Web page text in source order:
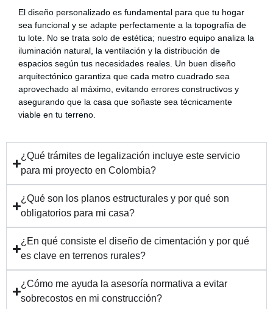
El diseño personalizado es fundamental para que tu hogar
sea funcional y se adapte perfectamente a la topografía de
tu lote. No se trata solo de estética; nuestro equipo analiza la
iluminación natural, la ventilación y la distribución de
espacios según tus necesidades reales. Un buen diseño
arquitectónico garantiza que cada metro cuadrado sea
aprovechado al máximo, evitando errores constructivos y
asegurando que la casa que soñaste sea técnicamente
viable en tu terreno.
¿Qué trámites de legalización incluye este servicio
para mi proyecto en Colombia?
¿Qué son los planos estructurales y por qué son
obligatorios para mi casa?
¿En qué consiste el diseño de cimentación y por qué
es clave en terrenos rurales?
¿Cómo me ayuda la asesoría normativa a evitar
sobrecostos en mi construcción?